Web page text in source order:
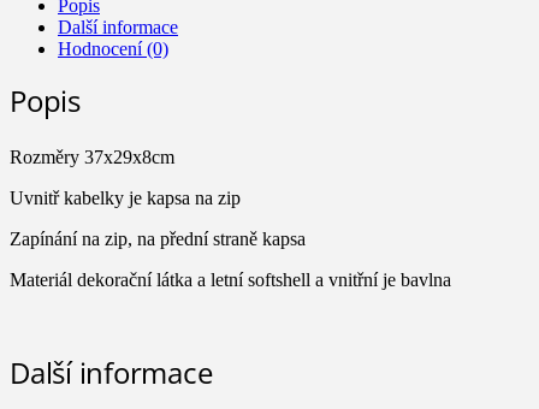
Popis
Další informace
Hodnocení (0)
Popis
Rozměry 37x29x8cm
Uvnitř kabelky je kapsa na zip
Zapínání na zip, na přední straně kapsa
Materiál dekorační látka a letní softshell a vnitřní je bavlna
Další informace